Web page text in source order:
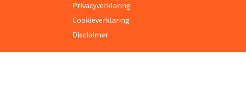
Privacyverklaring
Cookieverklaring
Disclaimer